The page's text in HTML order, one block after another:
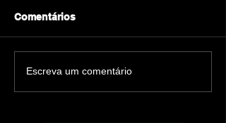
Comentários
Escreva um comentário